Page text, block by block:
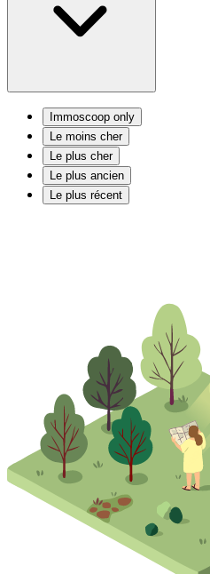
Immoscoop only
Le moins cher
Le plus cher
Le plus ancien
Le plus récent